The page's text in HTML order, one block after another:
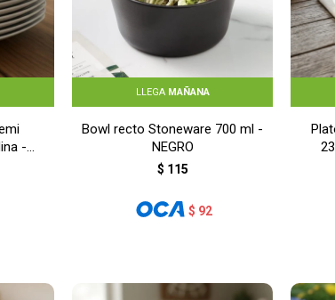
-
LLEGA MAÑANA
Bowl recto Stoneware 700 ml -
NEGRO
$ 115
$ 92